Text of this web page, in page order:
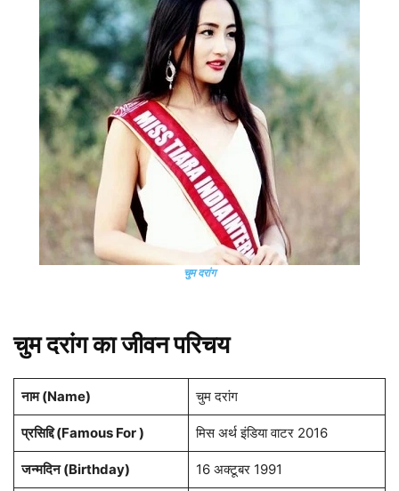
चुम दरांग
चुम दरांग का जीवन परिचय
नाम (Name) चुम दरांग
प्रसिद्दि (Famous For ) मिस अर्थ इंडिया वाटर 2016
जन्मदिन (Birthday) 16 अक्टूबर 1991